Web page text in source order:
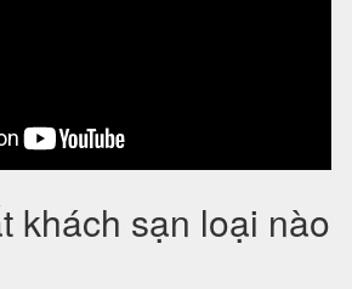
khách sạn loại nào